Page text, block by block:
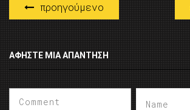
προηγούμενο
ΑΦΉΣΤΕ ΜΙΑ ΑΠΆΝΤΗΣΗ